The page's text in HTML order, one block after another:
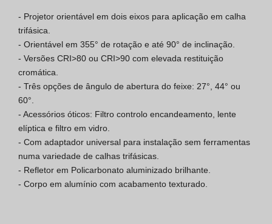
Documentos
Considerações Gerais
Condições de Venda
Condições de Garantia
Logo Pack
- Projetor orientável em dois eixos para aplicação em calha
trifásica.
- Orientável em 355° de rotação e até 90° de inclinação.
- Versões CRI>80 ou CRI>90 com elevada restituição
cromática.
- Três opções de ângulo de abertura do feixe: 27°, 44° ou
60°.
- Acessórios óticos: Filtro controlo encandeamento, lente
elíptica e filtro em vidro.
- Com adaptador universal para instalação sem ferramentas
numa variedade de calhas trifásicas.
- Refletor em Policarbonato aluminizado brilhante.
- Corpo em alumínio com acabamento texturado.